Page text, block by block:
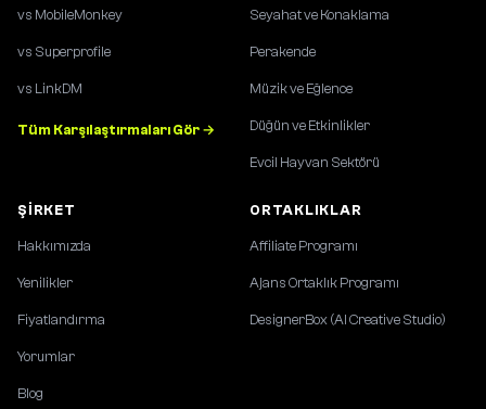
vs MobileMonkey
vs Superprofile
vs LinkDM
Tüm Karşılaştırmaları Gör →
Seyahat ve Konaklama
Perakende
Müzik ve Eğlence
Düğün ve Etkinlikler
Evcil Hayvan Sektörü
ŞIRKET
Hakkımızda
Yenilikler
Fiyatlandırma
Yorumlar
Blog
ORTAKLIKLAR
Affiliate Programı
Ajans Ortaklık Programı
DesignerBox (AI Creative Studio)